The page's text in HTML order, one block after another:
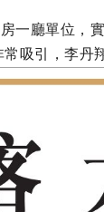
一廳單位，
吸引，李丹